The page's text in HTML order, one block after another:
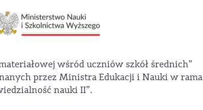
wśród uczniów szkół średnich”
przez Ministra Edukacji i Nauki w
nauki II”.